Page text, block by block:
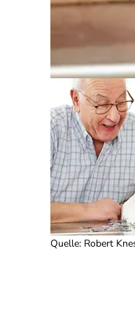
Quelle: Robert